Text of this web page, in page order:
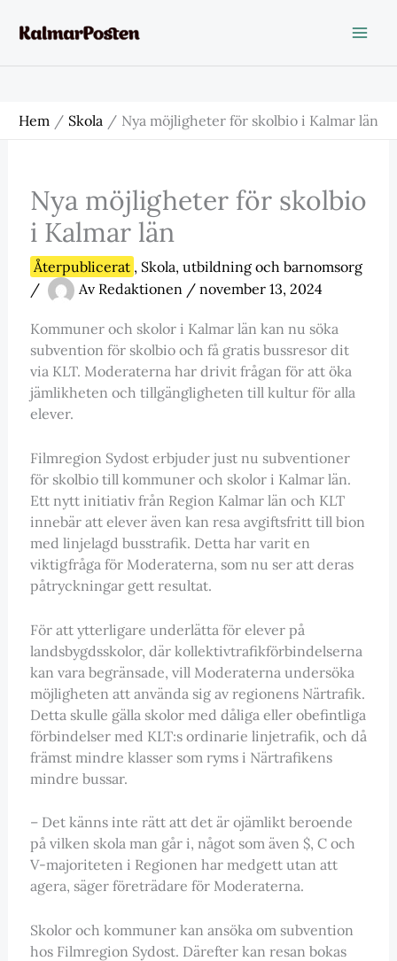
Hem Skola Nya möjligheter för skolbio i Kalmar län
Nya möjligheter för skolbio
i Kalmar län
Återpublicerat , Skola, utbildning och barnomsorg
/
Av Redaktionen / november 13, 2024
Kommuner och skolor i Kalmar län kan nu söka
subvention för skolbio och få gratis bussresor dit
via KLT. Moderaterna har drivit frågan för att öka
jämlikheten och tillgängligheten till kultur för alla
elever.
Filmregion Sydost erbjuder just nu subventioner
för skolbio till kommuner och skolor i Kalmar län.
Ett nytt initiativ från Region Kalmar län och KLT
innebär att elever även kan resa avgiftsfritt till bion
med linjelagd busstrafik. Detta har varit en
viktigfråga för Moderaterna, som nu ser att deras
påtryckningar gett resultat.
För att ytterligare underlätta för elever på
landsbygdsskolor, där kollektivtrafikförbindelserna
kan vara begränsade, vill Moderaterna undersöka
möjligheten att använda sig av regionens Närtrafik.
Detta skulle gälla skolor med dåliga eller obefintliga
förbindelser med KLT:s ordinarie linjetrafik, och då
främst mindre klasser som ryms i Närtrafikens
mindre bussar.
– Det känns inte rätt att det är ojämlikt beroende
på vilken skola man går i, något som även $, C och
V-majoriteten i Regionen har medgett utan att
agera, säger företrädare för Moderaterna.
Skolor och kommuner kan ansöka om subvention
hos Filmregion Sydost. Därefter kan resan bokas